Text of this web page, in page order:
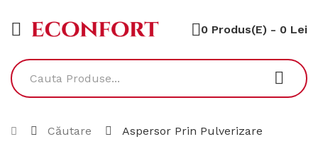
0 Produs(e) - 0 Lei
Căutare Aspersor Prin Pulverizare